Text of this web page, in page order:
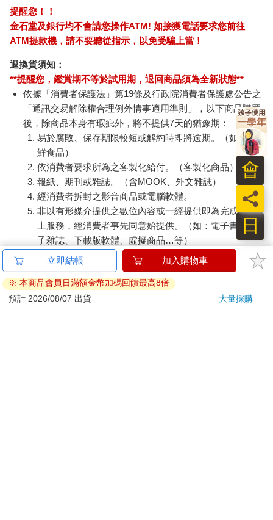
提醒您！！
金石堂及銀行均不會請您操作ATM! 如接獲電話要求您前往
ATM提款機，請不要聽從指示，以免受騙上當！
退換貨須知：
**提醒您，鑑賞期不等於試用期，退回商品須為全新狀態**
依據「消費者保護法」第19條及行政院消費者保護處公告之
「通訊交易解除權合理例外情事適用準則」，以下商品購買
後，除商品本身有瑕疵外，將不提供7天的猶豫期：
易於腐敗、保存期限較短或解約時即將逾期。（如：生
鮮食品）
依消費者要求所為之客製化給付。（客製化商品）
報紙、期刊或雜誌。（含MOOK、外文雜誌）
經消費者拆封之影音商品或電腦軟體。
非以有形媒介提供之數位內容或一經提供即為完成之線
上服務，經消費者事先同意始提供。（如：電子書、電
子雜誌、下載版軟體、虛擬商品…等）
已拆封之個人衛生用品。（如：內衣褲、刮鬍刀、除毛
刀…等）
若非上列種類商品，均享有到貨7天的猶豫期（含例假
日）。
立即結帳 加入購物車
※ 本商品會員日滿額金幣加碼回饋最高8倍
預計 2026/08/07 出貨
大量採購
日
員
會